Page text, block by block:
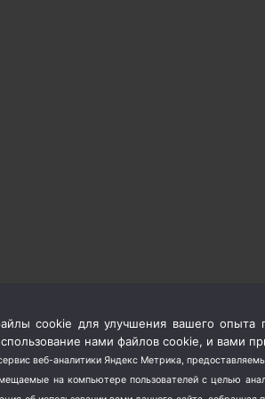
cookie для улучшения вашего опыта
нами файлов cookie, и вами
веб-аналитики Яндекс Метрика,
на компьютере пользователей с целью